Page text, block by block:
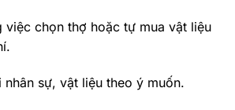
chọn thợ hoặc tự mua vật liệu
nhân sự, vật liệu theo ý muốn.